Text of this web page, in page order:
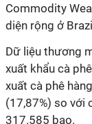
Commodity
diện rộng ở
Dữ liệu thương
xuất khẩu cà
xuất cà phê
(17,87%) so với
317.585 bao.